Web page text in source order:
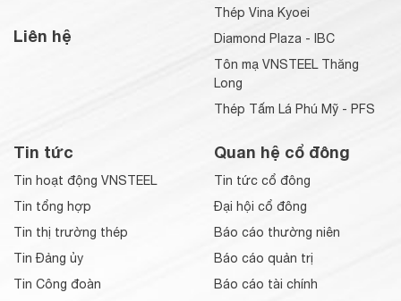
Liên hệ
Thép Vina Kyoei
Diamond Plaza - IBC
Tôn mạ VNSTEEL Thăng
Long
Thép Tấm Lá Phú Mỹ - PFS
Tin tức
Tin hoạt động VNSTEEL
Tin tổng hợp
Tin thị trường thép
Tin Đảng ủy
Tin Công đoàn
Quan hệ cổ đông
Tin tức cổ đông
Đại hội cổ đông
Báo cáo thường niên
Báo cáo quản trị
Báo cáo tài chính